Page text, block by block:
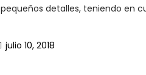
detalles, teniendo en
julio 10, 2018